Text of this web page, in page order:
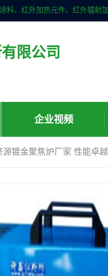
限公司
企业视频
源镀金聚焦炉厂家 性能卓